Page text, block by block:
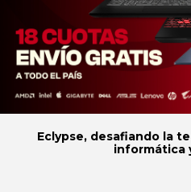
Eclypse, desafiando la
informática